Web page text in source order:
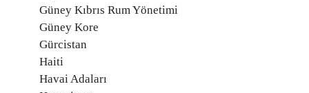
Güney Kıbrıs Rum Yönetimi
Güney Kore
Gürcistan
Haiti
Havai Adaları